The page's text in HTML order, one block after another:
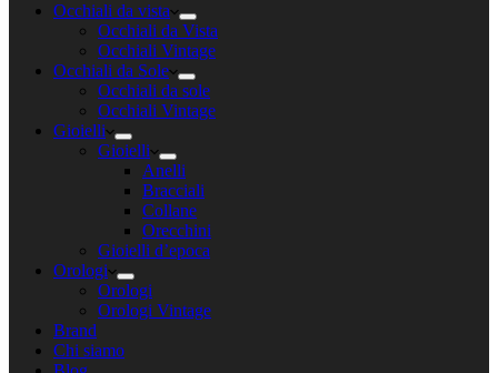
Occhiali da vista
Occhiali da Vista
Occhiali Vintage
Occhiali da Sole
Occhiali da sole
Occhiali Vintage
Gioielli
Gioielli
Anelli
Bracciali
Collane
Orecchini
Gioielli d’epoca
Orologi
Orologi
Orologi Vintage
Brand
Chi siamo